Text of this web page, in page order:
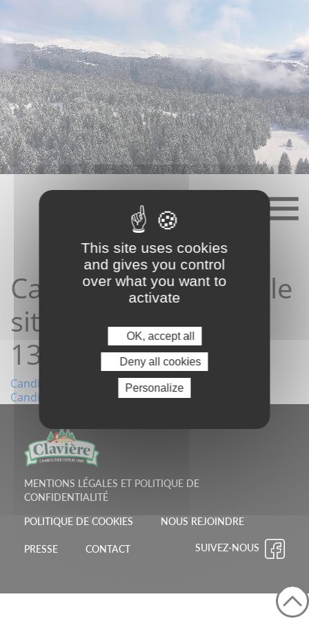
content
Candidature depuis le
site 16/01/2026
13:46:26
Navigation
l’article
Candidature depuis le site 13/01/2026 17:39:19
Candidature depuis le site 20/01/2026 08:15:14
MENTIONS LÉGALES ET POLITIQUE DE
CONFIDENTIALITÉ
POLITIQUE DE COOKIES NOUS REJOINDRE
PRESSE CONTACT SUIVEZ-NOUS
This site uses cookies
and gives you control
over what you want to
activate
OK, accept all
Deny all cookies
Personalize